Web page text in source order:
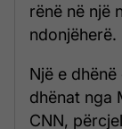
rënë në një
ndonjëherë.
Një e
dhënat nga
CNN,